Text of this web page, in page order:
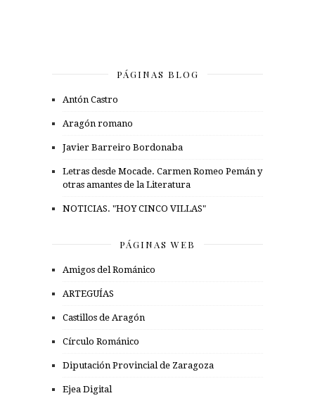
PÁGINAS BLOG
Antón Castro
Aragón romano
Javier Barreiro Bordonaba
Letras desde Mocade. Carmen Romeo Pemán y
otras amantes de la Literatura
NOTICIAS. "HOY CINCO VILLAS"
PÁGINAS WEB
Amigos del Románico
ARTEGUÍAS
Castillos de Aragón
Círculo Románico
Diputación Provincial de Zaragoza
Ejea Digital